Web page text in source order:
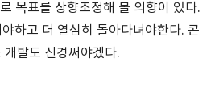
목표를 상향조정해 볼 의향이 있다.
하고 더 열심히 돌아다녀야한다. 콘
발도 신경써야겠다.